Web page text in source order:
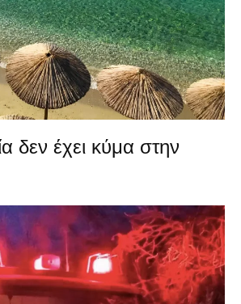
δεν έχει κύμα στην